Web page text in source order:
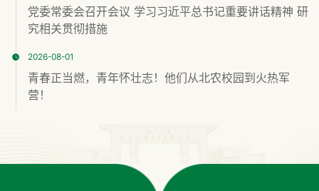
党委常委会召开会议 学习习近平总书记重要讲话精神 研
究相关贯彻措施
2026-08-01
青春正当燃，青年怀壮志！他们从北农校园到火热军
营！